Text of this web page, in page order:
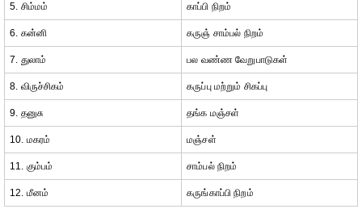
5. சிம்மம் காப்பி நிறம்
6. கன்னி கருஞ் சாம்பல் நிறம்
7. துலாம் பல வண்ண வேறுபாடுகள்
8. விருச்சிகம் கருப்பு மற்றும் சிகப்பு
9. தனுசு தங்க மஞ்சள்
10. மகரம் மஞ்சள்
11. கும்பம் சாம்பல் நிறம்
12. மீனம் கருங்காப்பி நிறம்